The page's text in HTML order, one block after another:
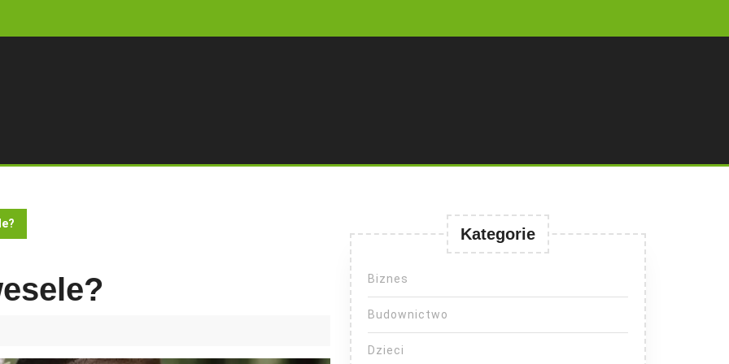
Kategorie
Biznes
Budownictwo
Dzieci